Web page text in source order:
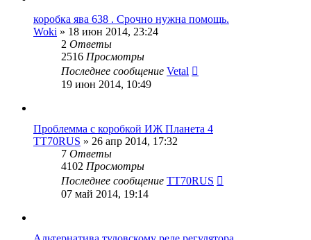
коробка ява 638 . Срочно нужна помощь.
Woki » 18 июн 2014, 23:24
2 Ответы
2516 Просмотры
Последнее сообщение Vetal
19 июн 2014, 10:49
Проблемма с коробкой ИЖ Планета 4
TT70RUS » 26 апр 2014, 17:32
7 Ответы
4102 Просмотры
Последнее сообщение TT70RUS
07 май 2014, 19:14